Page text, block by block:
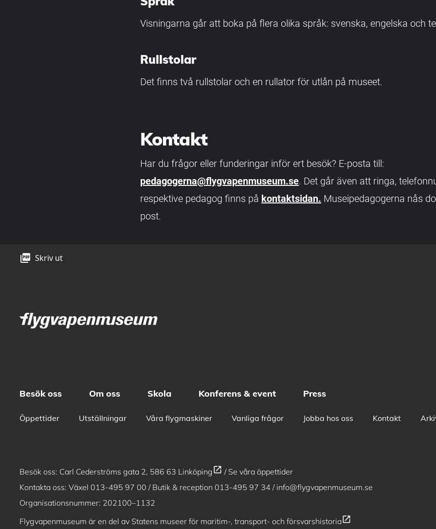
Visningarna går att boka på flera olika språk: svenska, engelska och
Rullstolar
Det finns två rullstolar och en rullator för utlån på museet.
Kontakt
Har du frågor eller funderingar inför ert besök? E-posta till:
pedagogerna@flygvapenmuseum.se. Det går även att ringa,
respektive pedagog finns på kontaktsidan. Museipedagogerna nås
post.
picture_as_pdf Skriv ut
Besök oss Om oss Skola Konferens & event Press
Öppettider Utställningar Våra flygmaskiner Vanliga frågor Jobba hos oss Kontakt
Besök oss: Carl Cederströms gata 2, 586 63 Linköpingopen_in_new / Se våra öppettider
Kontakta oss: Växel 013-495 97 00 / Butik & reception 013-495 97 34 / info@flygvapenmuseum.se
Organisationsnummer: 202100–1132
Flygvapenmuseum är en del av Statens museer för maritim-, transport- och försvarshistoriaopen_in_new